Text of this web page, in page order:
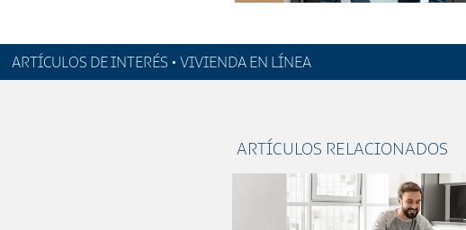
ARTÍCULOS DE INTERÉS • VIVIENDA EN LÍNEA
ARTÍCULOS RELACIONADOS